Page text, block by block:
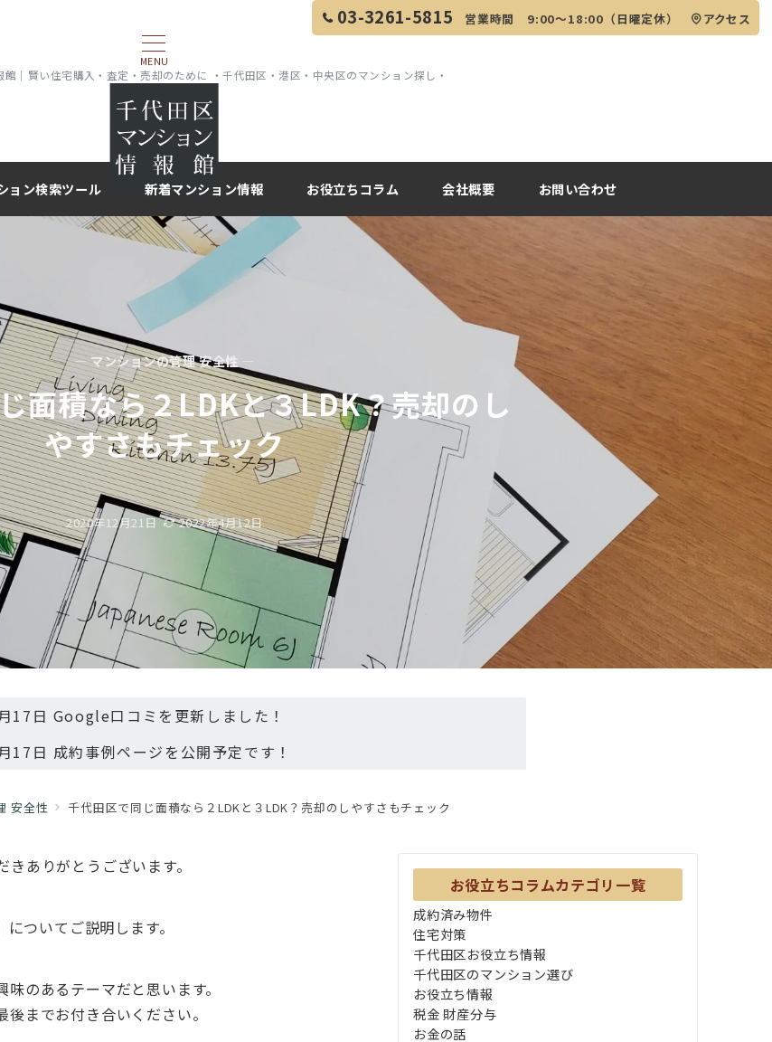
03-3261-5815 営業時間 9:00～18:00（日曜定休） アクセス
MENU
｜賢い住宅購入・査定・売却のために ・千代田区・港区・中央区のマンション探し・
ョン検索ツール 新着マンション情報 お役立ちコラム 会社概要 お問い合わせ
— マンションの管理 安全性 —
面積なら２LDKと３LDK？売却のし
やすさもチェック
2020年12月21日 2022年4月12日
17日 Google口コミを更新しました！
17日 成約事例ページを公開予定です！
安全性 千代田区で同じ面積なら２LDKと３LDK？売却のしやすさもチェック
ありがとうございます。
ついてご説明します。
興味のあるテーマだと思います。
までお付き合いください。
お役立ちコラムカテゴリ一覧
成約済み物件
住宅対策
千代田区お役立ち情報
千代田区のマンション選び
お役立ち情報
税金 財産分与
お金の話